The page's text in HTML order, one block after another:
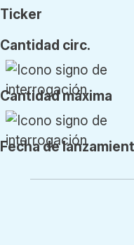
Ticker
Cantidad circ.
Cantidadmáxima
Fecha de l